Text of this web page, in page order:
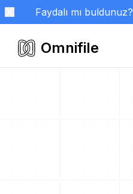
Faydalı mı buldunuz?
Omnifile